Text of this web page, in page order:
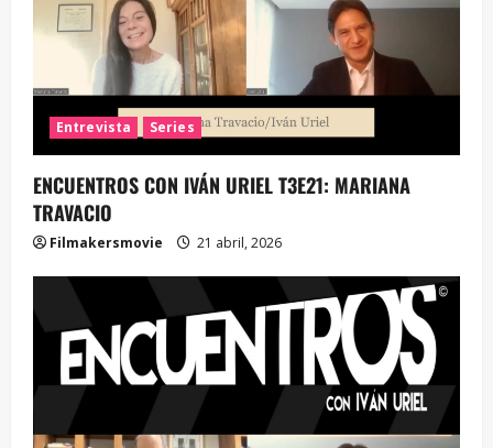
Entrevista Series
ENCUENTROS CON IVÁN URIEL T3E21: MARIANA
TRAVACIO
Filmakersmovie 21 abril, 2026